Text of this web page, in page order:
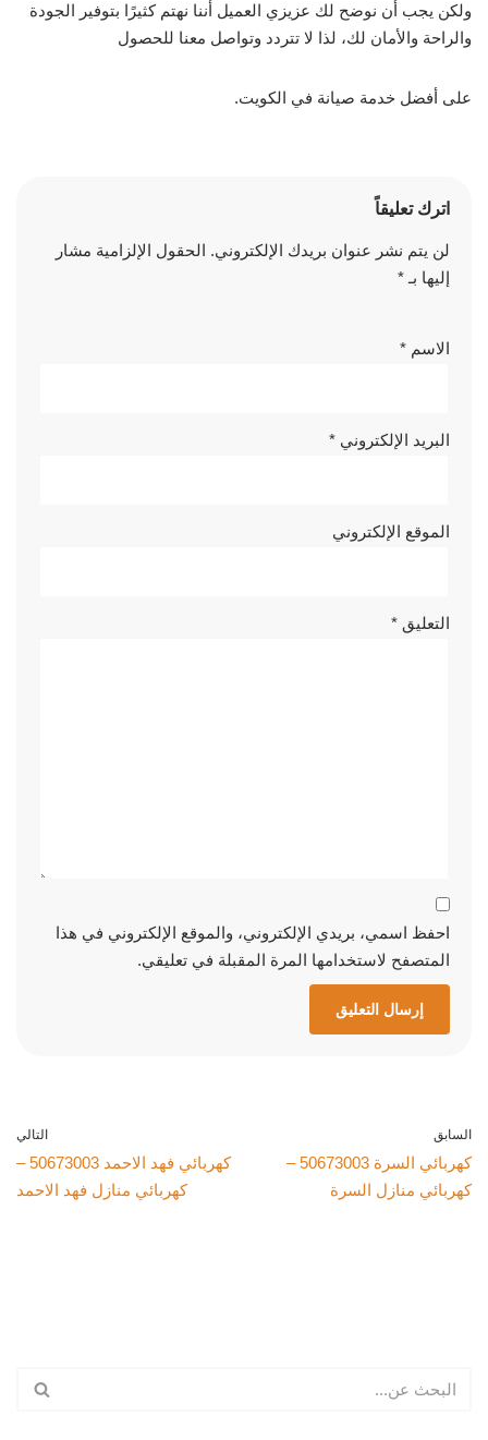
ولكن يجب أن نوضح لك عزيزي العميل أننا نهتم كثيرًا بتوفير الجودة
والراحة والأمان لك، لذا لا تتردد وتواصل معنا للحصول
على أفضل خدمة صيانة في الكويت.
اترك تعليقاً
لن يتم نشر عنوان بريدك الإلكتروني. الحقول الإلزامية مشار
إليها بـ*
الاسم *
البريد الإلكتروني *
الموقع الإلكتروني
التعليق *
احفظ اسمي، بريدي الإلكتروني، والموقع الإلكتروني في هذا
المتصفح لاستخدامها المرة المقبلة في تعليقي.
السابق
كهربائي السرة 50673003 –
كهربائي منازل السرة
التالي
كهربائي فهد الاحمد 50673003 –
كهربائي منازل فهد الاحمد